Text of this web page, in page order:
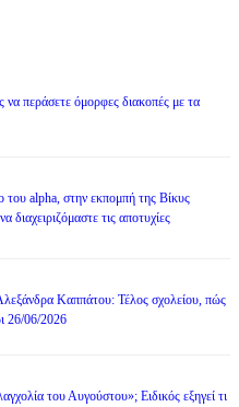
περάσετε όμορφες διακοπές με τα
alpha, στην εκπομπή της Βίκυς
τις αποτυχίες
Καππάτου: Τέλος σχολείου, πώς
26/06/2026
του Αυγούστου»; Ειδικός εξηγεί τι